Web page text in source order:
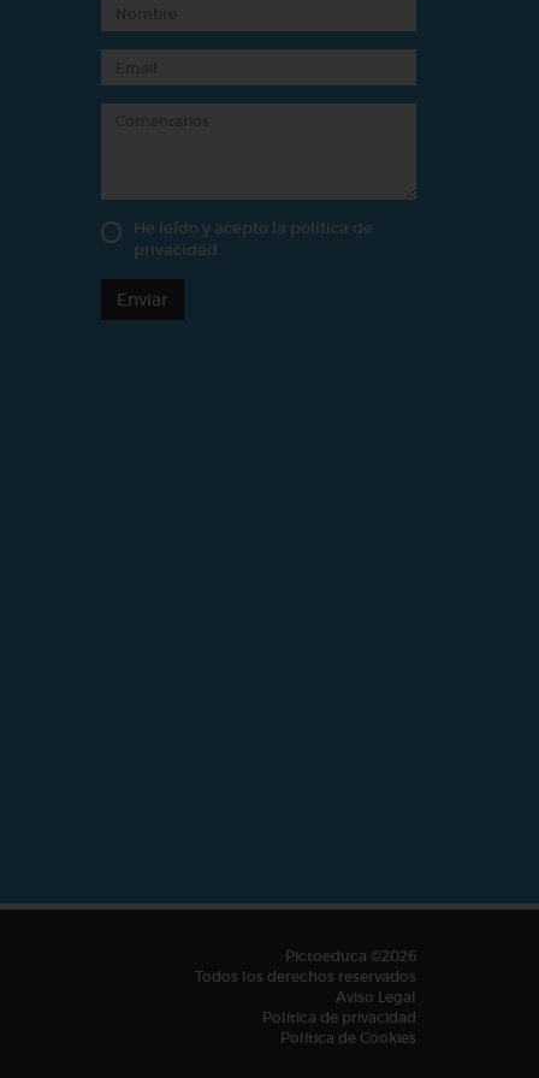
He leído y acepto la política de
privacidad
Enviar
Pictoeduca ©2026
Todos los derechos reservados
Aviso Legal
Política de privacidad
Política de Cookies